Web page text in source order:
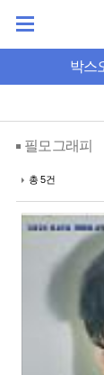
박스
필모그래피
총 5건